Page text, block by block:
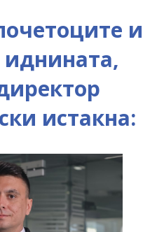
и
иднината,
истакна: